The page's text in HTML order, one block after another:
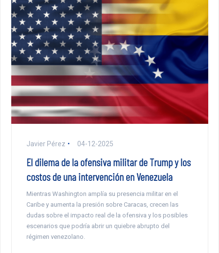
Javier Pérez 04-12-2025
El dilema de la ofensiva militar de Trump y los
costos de una intervención en Venezuela
Mientras Washington amplía su presencia militar en el
Caribe y aumenta la presión sobre Caracas, crecen las
dudas sobre el impacto real de la ofensiva y los posibles
escenarios que podría abrir un quiebre abrupto del
régimen venezolano.